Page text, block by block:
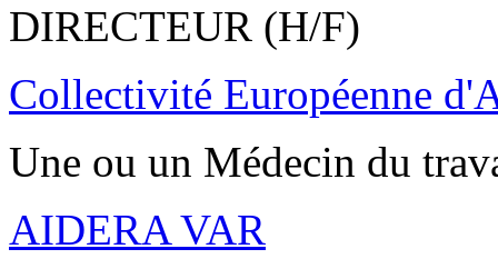
DIRECTEUR (H/F)
Collectivité Européenne
Une ou un Médecin du
AIDERA VAR